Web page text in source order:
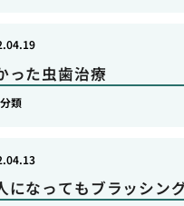
った虫歯治療
類
になってもブラッシン